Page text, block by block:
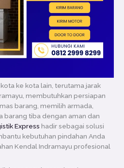
ke kota lain, terutama jarak
membutuhkan persiapan
barang, memilih armada,
barang tiba dengan aman dan
Express hadir sebagai solusi
kebutuhan pindahan Anda
Kendal Indramayu profesional